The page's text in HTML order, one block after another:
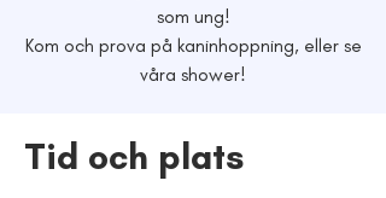
som ung!
Kom och prova på kaninhoppning, eller se
våra shower!
Tid och plats